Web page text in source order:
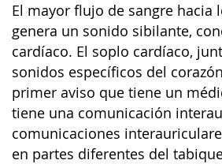
El mayor flujo de sangre hacia
genera un sonido sibilante,
cardíaco. El soplo cardíaco,
sonidos específicos del
primer aviso que tiene un
tiene una comunicación
comunicaciones
en partes diferentes del